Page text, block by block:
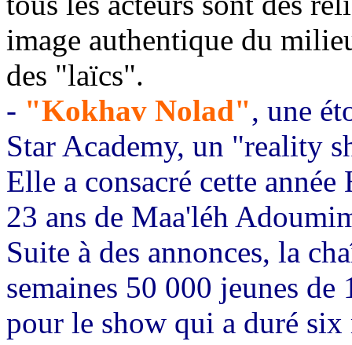
image authentique du
des "laïcs".
- "Kokhav Nolad", une
Star Academy, un "reality
Elle a consacré cette
23 ans de Maa'léh
Suite à des annonces, la
semaines 50 000 jeunes
pour le show qui a duré